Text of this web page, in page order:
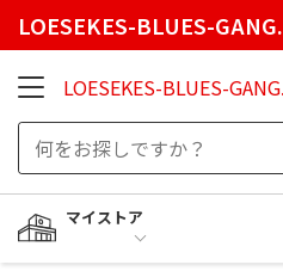
LOESEKES-BLUES-
LOESEKES-BLUES-
マイストア